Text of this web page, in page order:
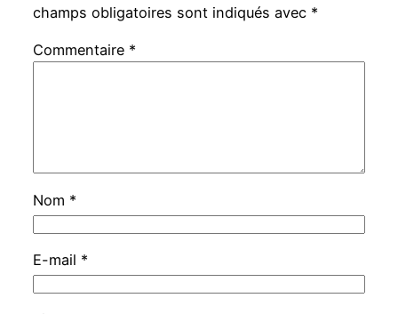
champs obligatoires sont indiqués avec *
Commentaire *
Nom *
E-mail *